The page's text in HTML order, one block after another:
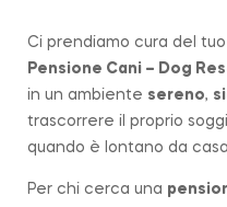
Ci prendiamo cura del
Pensione Cani – Dog
in un ambiente sereno,
trascorrere il proprio
quando è lontano da
Per chi cerca una